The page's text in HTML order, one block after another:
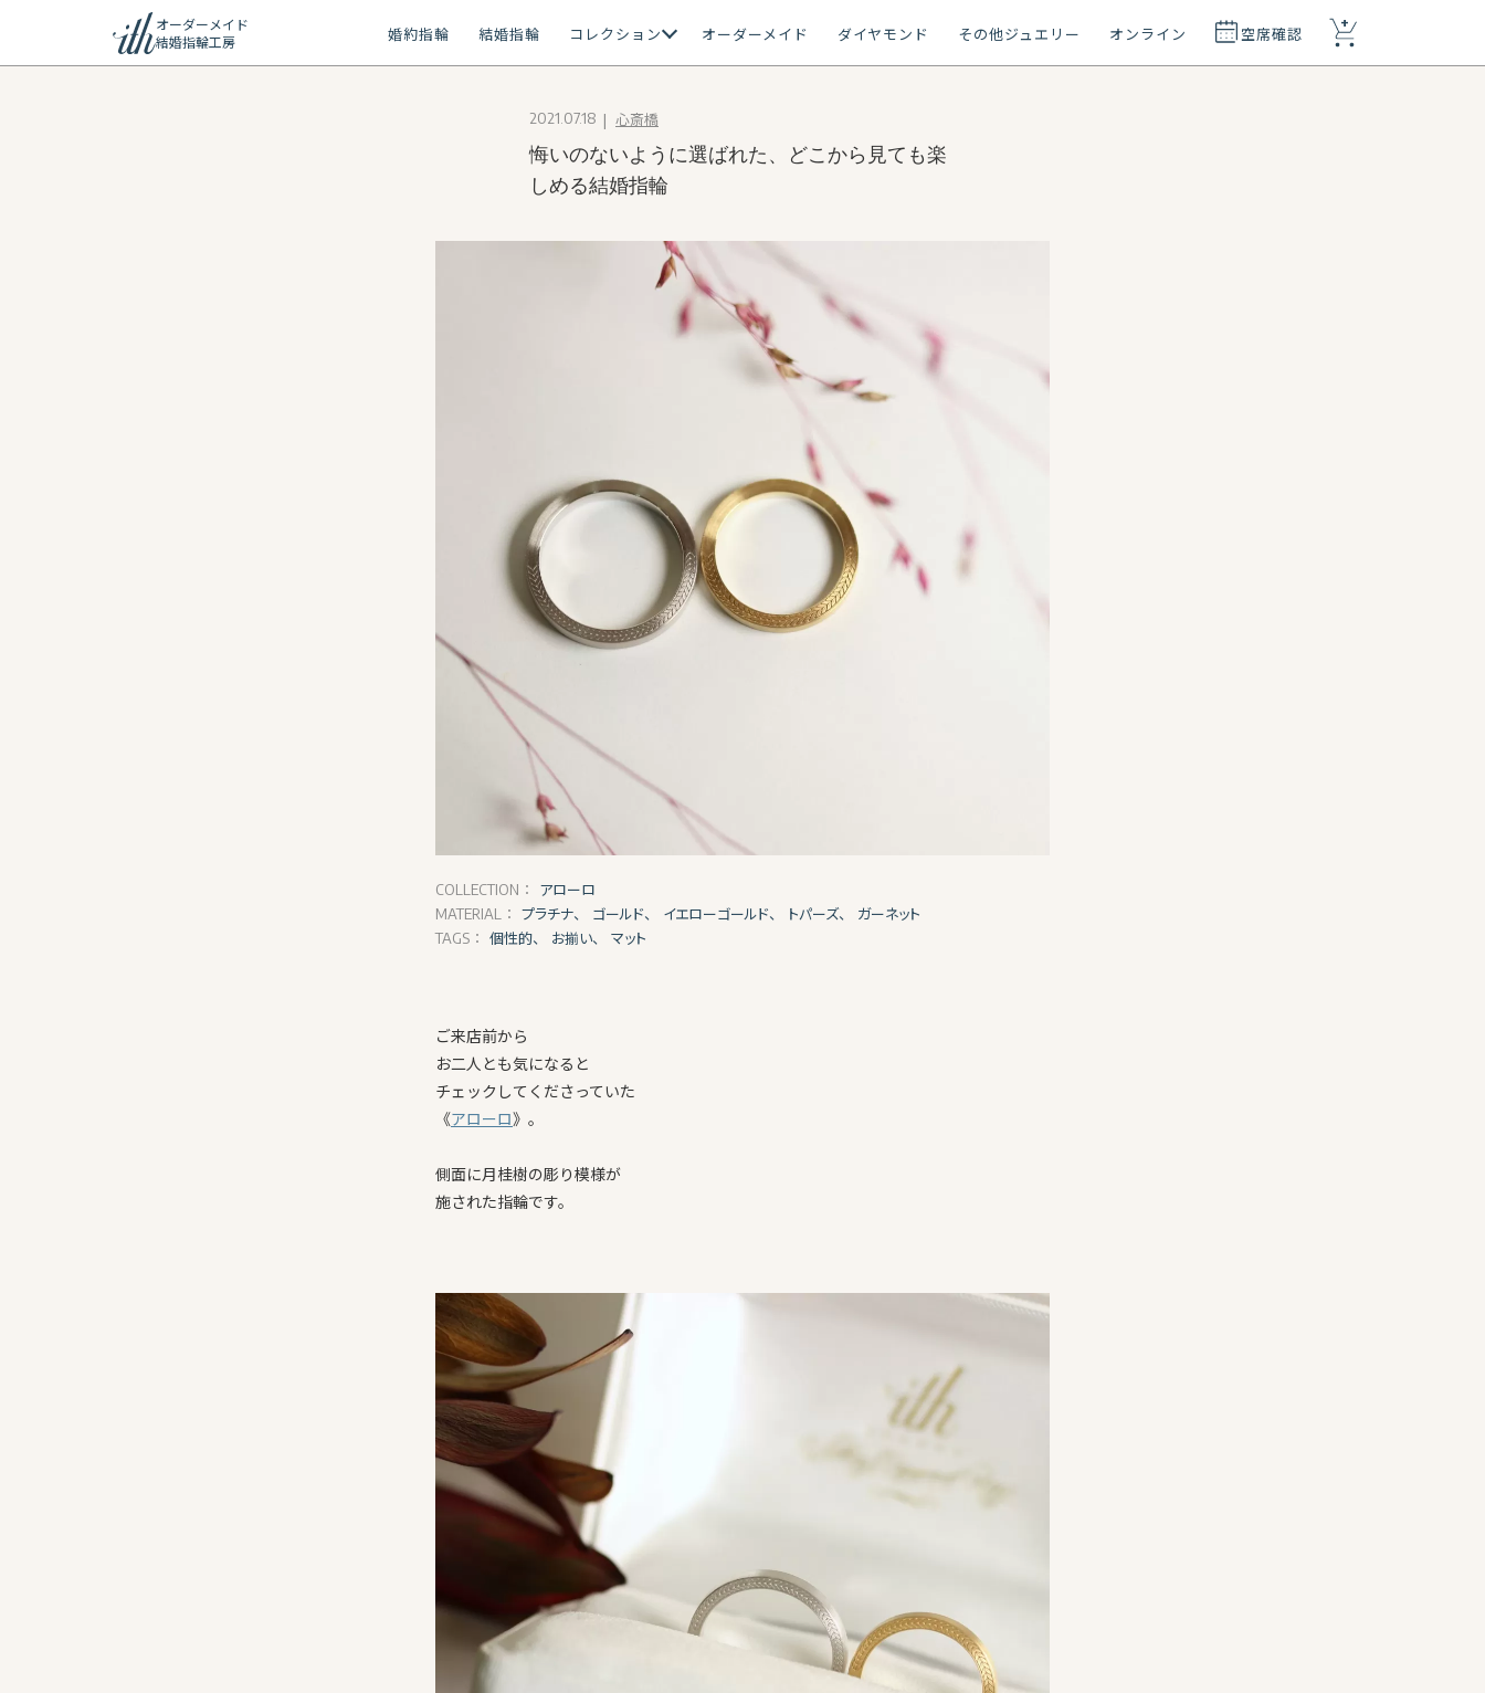
オーダーメイド
結婚指輪工房
婚約指輪 結婚指輪 コレクション オーダーメイド ダイヤモンド その他ジュエリー オンライン 空席確認
+
2021.07.18 心斎橋
悔いのないように選ばれた、どこから見ても楽
しめる結婚指輪
COLLECTION： アローロ
MATERIAL： プラチナ、 ゴールド、 イエローゴールド、 トパーズ、 ガーネット
TAGS： 個性的、 お揃い、 マット
ご来店前から
お二人とも気になると
チェックしてくださっていた
《アローロ》。
側面に月桂樹の彫り模様が
施された指輪です。